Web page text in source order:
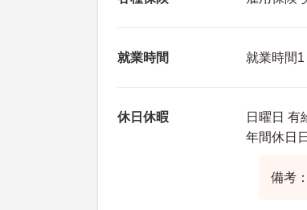
就業時間 就業時間
休日休暇
日曜日 有
年間休日
備考